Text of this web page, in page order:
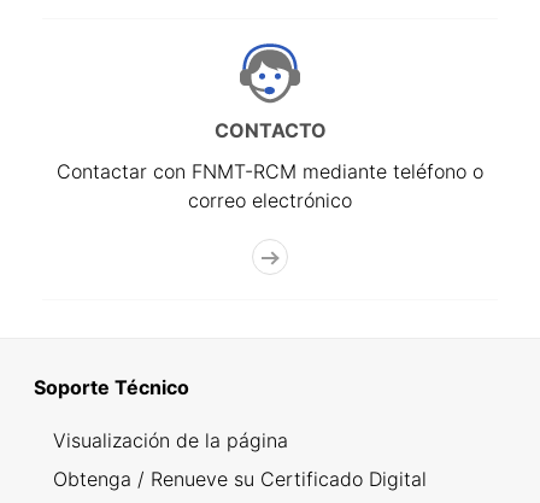
CONTACTO
Contactar con FNMT-RCM mediante teléfono o
correo electrónico
Soporte Técnico
Visualización de la página
Obtenga / Renueve su Certificado Digital